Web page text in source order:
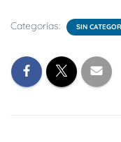
Categorías: SIN